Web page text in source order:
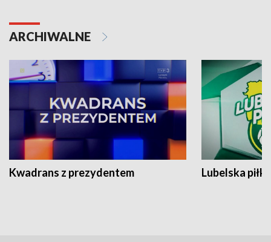
ARCHIWALNE
Kwadrans z prezydentem Lubelska piłka